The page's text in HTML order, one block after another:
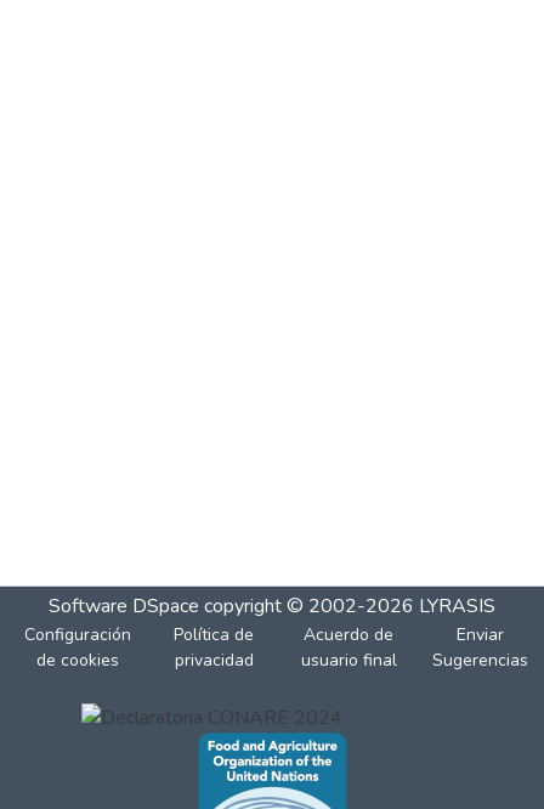
Software DSpace copyright © 2002-2026 LYRASIS
Configuración
de cookies
Política de
privacidad
Acuerdo de
usuario final
Enviar
Sugerencias